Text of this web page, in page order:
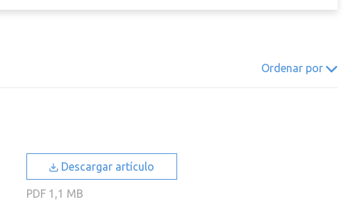
2006 2005 2004 2003
2002 2001 2000
Ordenar por
Descargar artículo
PDF1,1 MB